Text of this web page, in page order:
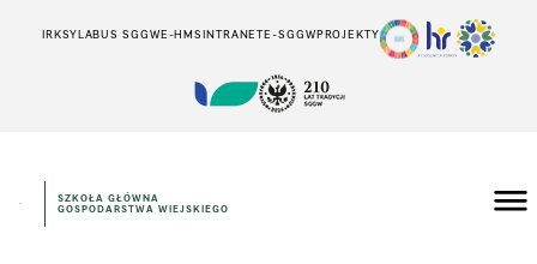
IRKSYLABUS SGGWE-HMSINTRANETE-SGGWPROJEKTY
SZKOŁA GŁÓWNA
GOSPODARSTWA WIEJSKIEGO